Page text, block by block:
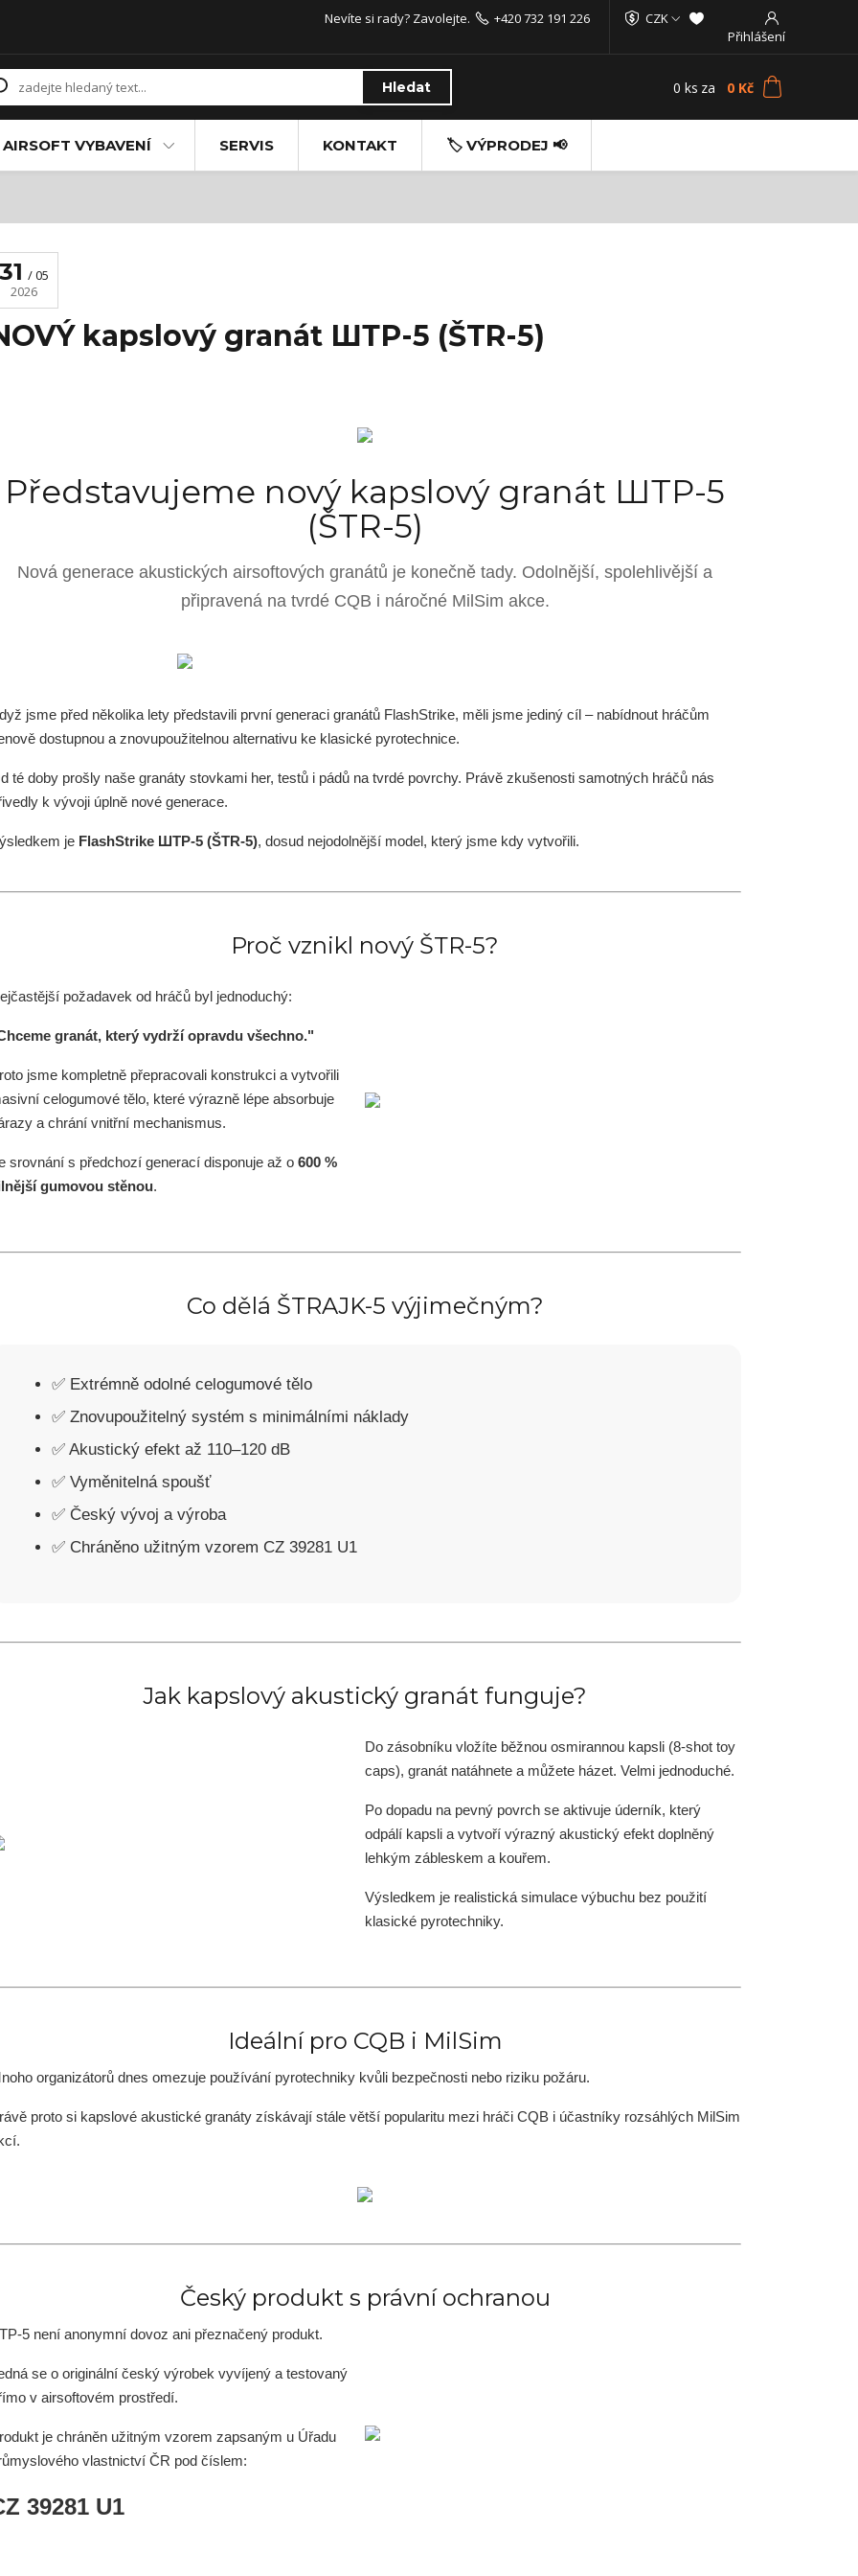
CZK
Přihlášení
Hledat
Nevíte si rady? Zavolejte. +420 732 191 226
0 ks za 0 Kč
AIRSOFT VYBAVENÍ SERVIS KONTAKT 🏷️ VÝPRODEJ 📢
31
05
2026
kapslový granát ШТР-5 (ŠTR-5)
Představujeme nový kapslový granát ШТР-5
(ŠTR-5)
Nová generace akustických airsoftových granátů je konečně tady. Odolnější, spolehlivější a
připravená na tvrdé CQB i náročné MilSim akce.
jsme před několika lety představili první generaci granátů FlashStrike, měli jsme jediný cíl – nabídnout hráčům
dostupnou a znovupoužitelnou alternativu ke klasické pyrotechnice.
té doby prošly naše granáty stovkami her, testů i pádů na tvrdé povrchy. Právě zkušenosti samotných hráčů nás
k vývoji úplně nové generace.
je FlashStrike ШТР-5 (ŠTR-5), dosud nejodolnější model, který jsme kdy vytvořili.
Proč vznikl nový ŠТR-5?
požadavek od hráčů byl jednoduchý:
granát, který vydrží opravdu všechno."
jsme kompletně přepracovali konstrukci a vytvořili
celogumové tělo, které výrazně lépe absorbuje
a chrání vnitřní mechanismus.
srovnání s předchozí generací disponuje až o 600 %
gumovou stěnou.
Co dělá ŠТRAJK-5 výjimečným?
✅ Extrémně odolné celogumové tělo
✅ Znovupoužitelný systém s minimálními náklady
✅ Akustický efekt až 110–120 dB
✅ Vyměnitelná spoušť
✅ Český vývoj a výroba
✅ Chráněno užitným vzorem CZ 39281 U1
Jak kapslový akustický granát funguje?
Do zásobníku vložíte běžnou osmirannou kapsli (8-shot toy
caps), granát natáhnete a můžete házet. Velmi jednoduché.
Po dopadu na pevný povrch se aktivuje úderník, který
odpálí kapsli a vytvoří výrazný akustický efekt doplněný
lehkým zábleskem a kouřem.
Výsledkem je realistická simulace výbuchu bez použití
klasické pyrotechniky.
Ideální pro CQB i MilSim
organizátorů dnes omezuje používání pyrotechniky kvůli bezpečnosti nebo riziku požáru.
proto si kapslové akustické granáty získávají stále větší popularitu mezi hráči CQB i účastníky rozsáhlých MilSim
Český produkt s právní ochranou
5 není anonymní dovoz ani přeznačený produkt.
se o originální český výrobek vyvíjený a testovaný
v airsoftovém prostředí.
je chráněn užitným vzorem zapsaným u Úřadu
vlastnictví ČR pod číslem:
39281 U1